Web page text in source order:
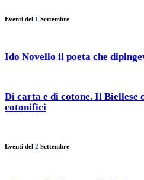
Eventi del 1 Settembre
Ido Novello il poeta che
Di carta e di cotone. Il Biellese
cotonifici
Eventi del 2 Settembre